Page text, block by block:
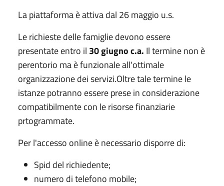
La piattaforma è attiva dal 26 maggio u.s.
Le richieste delle famiglie devono essere
presentate entro il 30 giugno c.a. Il termine non è
perentorio ma è funzionale all'ottimale
organizzazione dei servizi.Oltre tale termine le
istanze potranno essere prese in considerazione
compatibilmente con le risorse finanziarie
prtogrammate.
Per l'accesso online è necessario disporre di:
Spid del richiedente;
numero di telefono mobile;